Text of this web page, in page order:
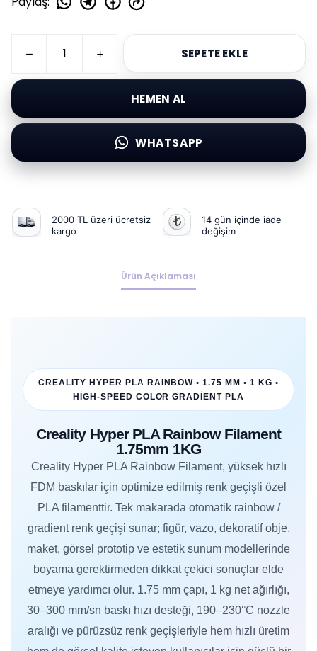
SEPETE EKLE
HEMEN AL
WHATSAPP
2000 TL üzeri ücretsiz
kargo
14 gün içinde iade
değişim
Ürün Açıklaması
CREALITY HYPER PLA RAINBOW • 1.75 MM • 1 KG •
HIGH-SPEED COLOR GRADIENT PLA
Creality Hyper PLA Rainbow Filament
1.75mm 1KG
Creality Hyper PLA Rainbow Filament, yüksek hızlı
FDM baskılar için optimize edilmiş renk geçişli özel
PLA filamenttir. Tek makarada otomatik rainbow /
gradient renk geçişi sunar; figür, vazo, dekoratif obje,
maket, görsel prototip ve estetik sunum modellerinde
boyama gerektirmeden dikkat çekici sonuçlar elde
etmeye yardımcı olur. 1.75 mm çapı, 1 kg net ağırlığı,
30–300 mm/sn baskı hızı desteği, 190–230°C nozzle
aralığı ve pürüzsüz renk geçişleriyle hem hızlı üretim